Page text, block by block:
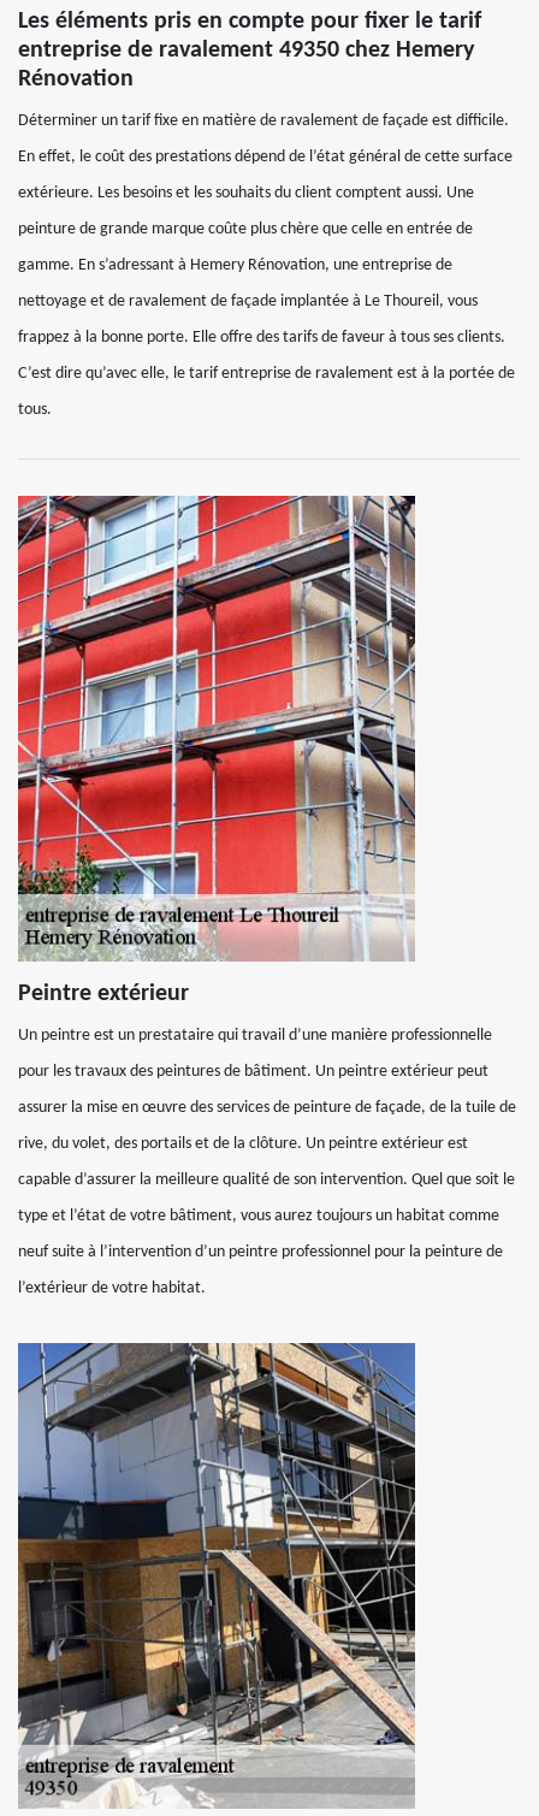
Les éléments pris en compte pour fixer le tarif
entreprise de ravalement 49350 chez Hemery
Rénovation
Déterminer un tarif fixe en matière de ravalement de façade est difficile.
En effet, le coût des prestations dépend de l’état général de cette surface
extérieure. Les besoins et les souhaits du client comptent aussi. Une
peinture de grande marque coûte plus chère que celle en entrée de
gamme. En s’adressant à Hemery Rénovation, une entreprise de
nettoyage et de ravalement de façade implantée à Le Thoureil, vous
frappez à la bonne porte. Elle offre des tarifs de faveur à tous ses clients.
C’est dire qu’avec elle, le tarif entreprise de ravalement est à la portée de
tous.
Peintre extérieur
Un peintre est un prestataire qui travail d’une manière professionnelle
pour les travaux des peintures de bâtiment. Un peintre extérieur peut
assurer la mise en œuvre des services de peinture de façade, de la tuile de
rive, du volet, des portails et de la clôture. Un peintre extérieur est
capable d’assurer la meilleure qualité de son intervention. Quel que soit le
type et l’état de votre bâtiment, vous aurez toujours un habitat comme
neuf suite à l’intervention d’un peintre professionnel pour la peinture de
l’extérieur de votre habitat.